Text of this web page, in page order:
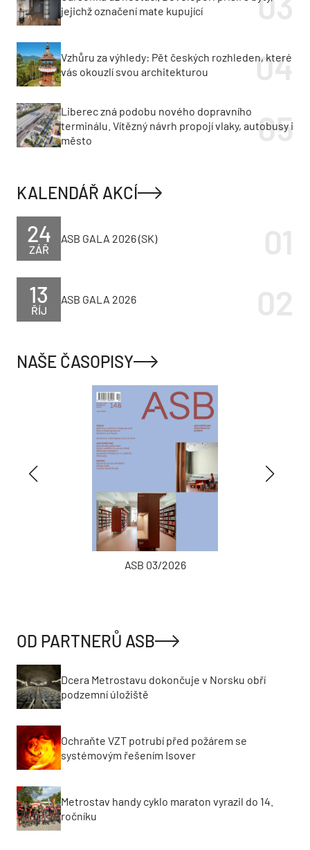
jejichž označení mate kupující
Vzhůru za výhledy: Pět českých rozhleden, které
vás okouzlí svou architekturou
Liberec zná podobu nového dopravního
terminálu. Vítězný návrh propojí vlaky, autobusy i
město
KALENDÁŘ AKCÍ
ZÁŘ
24 ASB GALA 2026 (SK)
ŘÍJ
13 ASB GALA 2026
NAŠE ČASOPISY
ASB 03/2026
OD PARTNERŮ ASB
Dcera Metrostavu dokončuje v Norsku obří
podzemní úložiště
Ochraňte VZT potrubí před požárem se
systémovým řešením Isover
Metrostav handy cyklo maraton vyrazil do 14.
ročníku